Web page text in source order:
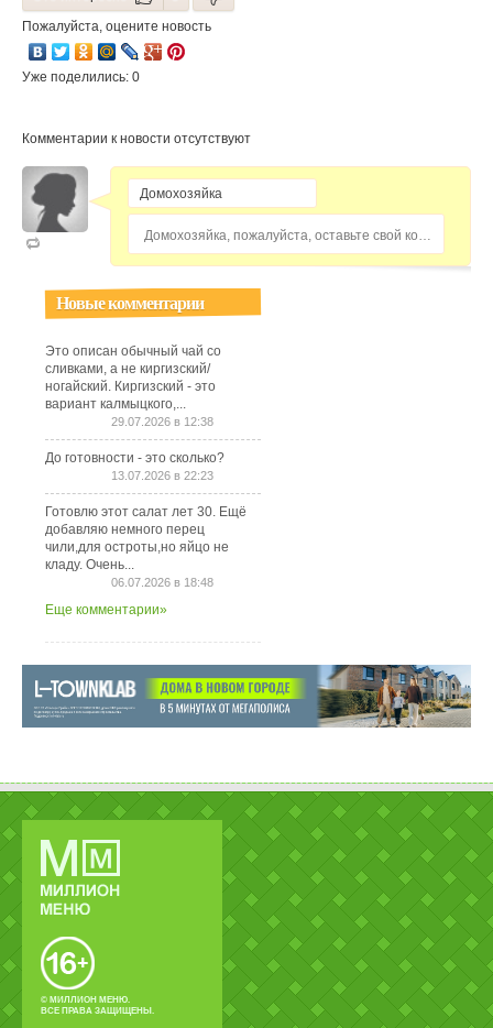
Пожалуйста, оцените новость
Уже поделились: 0
Комментарии к новости отсутствуют
Домохозяйка, пожалуйста, оставьте свой комментарий...
Новые комментарии
Это описан обычный чай со
сливками, а не киргизский/
ногайский. Киргизский - это
вариант калмыцкого,...
29.07.2026 в 12:38
До готовности - это сколько?
13.07.2026 в 22:23
Готовлю этот салат лет 30. Ещё
добавляю немного перец
чили,для остроты,но яйцо не
кладу. Очень...
06.07.2026 в 18:48
Еще комментарии»
© МИЛЛИОН МЕНЮ.
ВСЕ ПРАВА ЗАЩИЩЕНЫ.